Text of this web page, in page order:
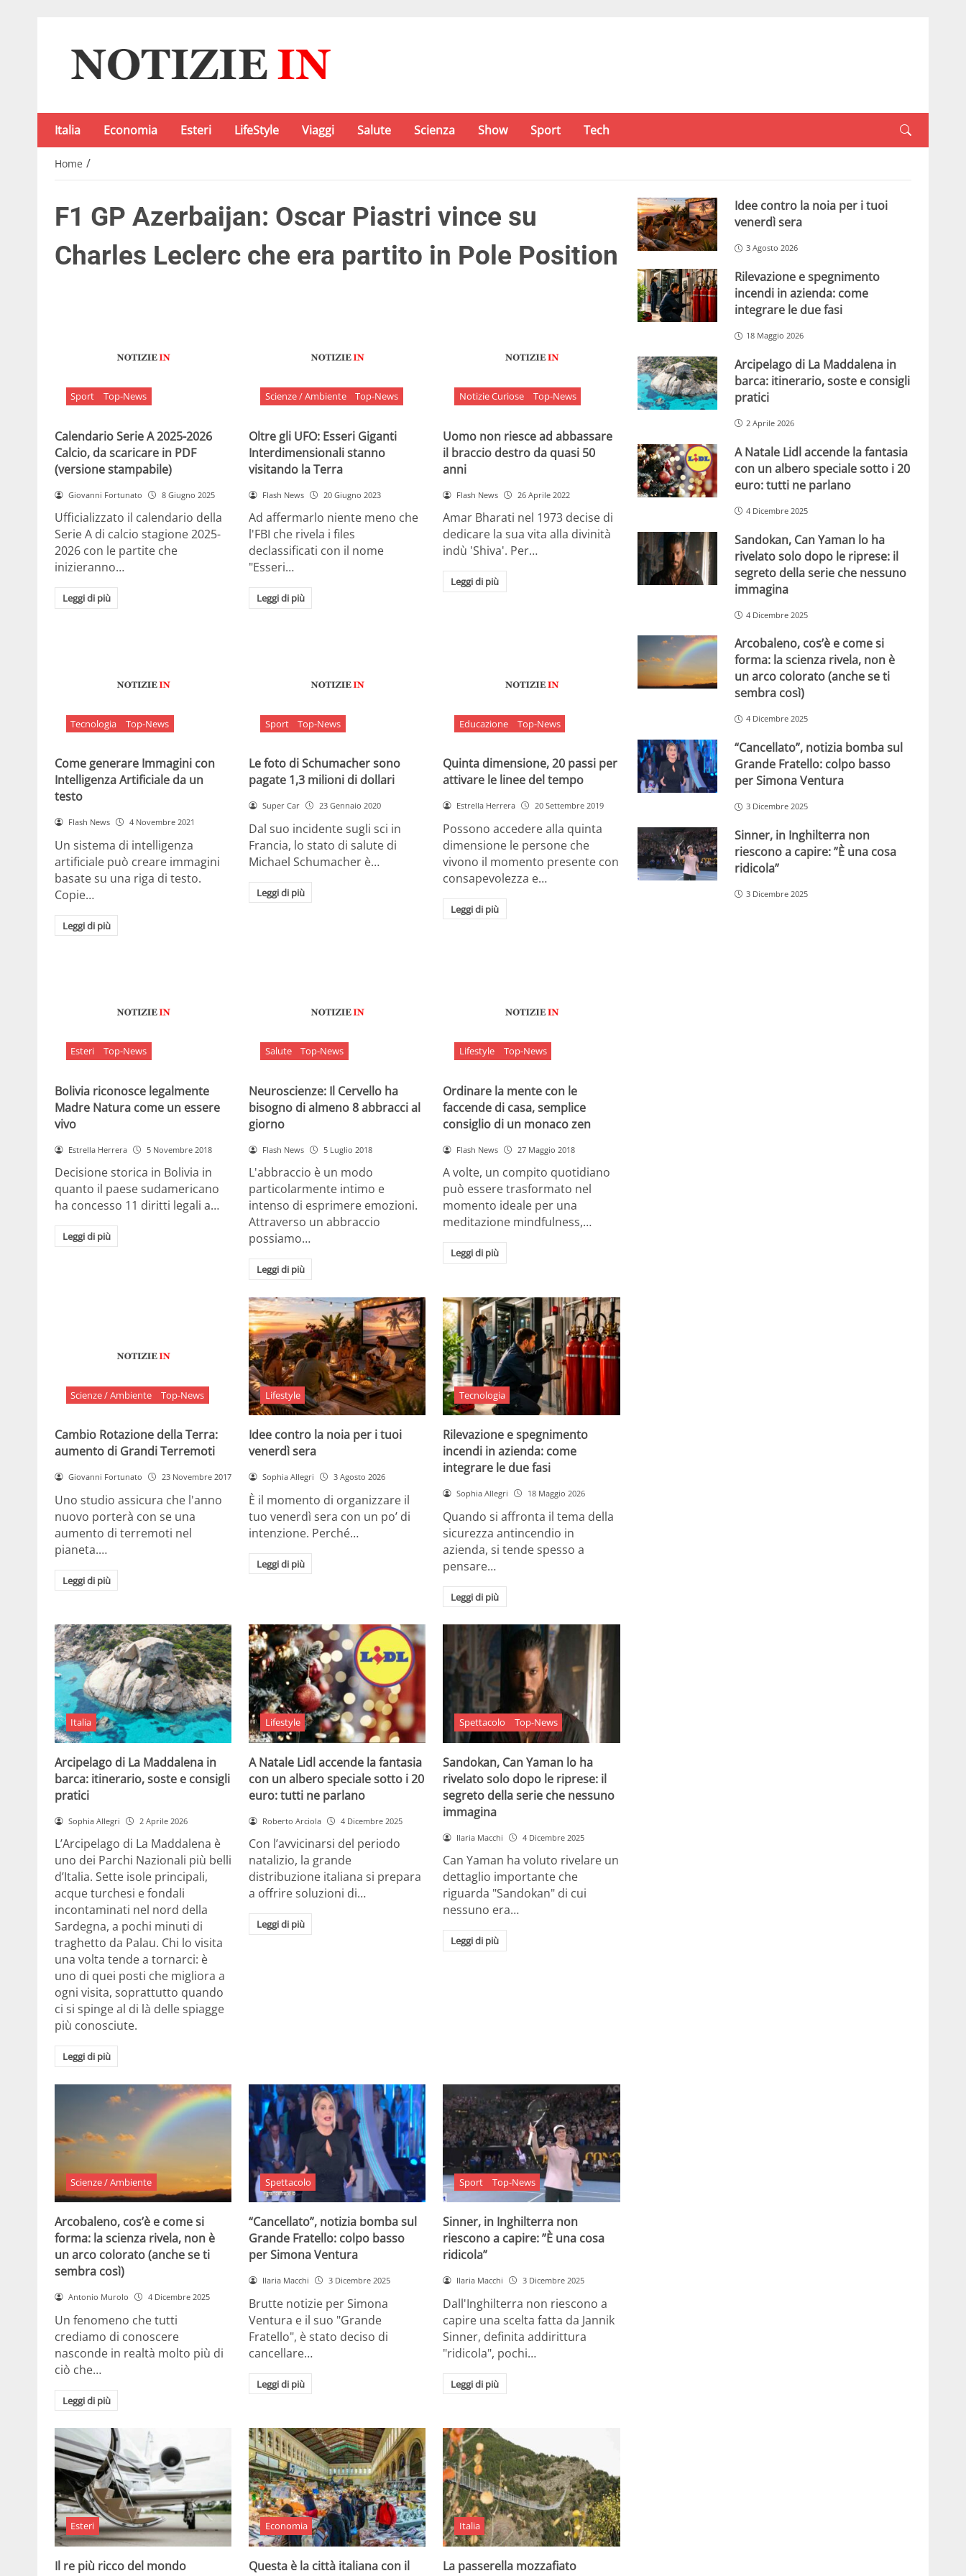
Italia Economia Esteri LifeStyle Viaggi Salute Scienza Show Sport Tech
Home /
F1 GP Azerbaijan: Oscar Piastri vince su
Charles Leclerc che era partito in Pole Position
Sport Top-News
Calendario Serie A 2025-2026
Calcio, da scaricare in PDF
(versione stampabile)
Giovanni Fortunato 8 Giugno 2025
Ufficializzato il calendario della
Serie A di calcio stagione 2025-
2026 con le partite che
inizieranno…
Leggi di più
Scienze / Ambiente Top-News
Oltre gli UFO: Esseri Giganti
Interdimensionali stanno
visitando la Terra
Flash News 20 Giugno 2023
Ad affermarlo niente meno che
l'FBI che rivela i files
declassificati con il nome
"Esseri…
Leggi di più
Notizie Curiose Top-News
Uomo non riesce ad abbassare
il braccio destro da quasi 50
anni
Flash News 26 Aprile 2022
Amar Bharati nel 1973 decise di
dedicare la sua vita alla divinità
indù 'Shiva'. Per…
Leggi di più
Tecnologia Top-News
Come generare Immagini con
Intelligenza Artificiale da un
testo
Flash News 4 Novembre 2021
Un sistema di intelligenza
artificiale può creare immagini
basate su una riga di testo.
Copie…
Leggi di più
Sport Top-News
Le foto di Schumacher sono
pagate 1,3 milioni di dollari
Super Car 23 Gennaio 2020
Dal suo incidente sugli sci in
Francia, lo stato di salute di
Michael Schumacher è…
Leggi di più
Educazione Top-News
Quinta dimensione, 20 passi per
attivare le linee del tempo
Estrella Herrera 20 Settembre 2019
Possono accedere alla quinta
dimensione le persone che
vivono il momento presente con
consapevolezza e…
Leggi di più
Esteri Top-News
Bolivia riconosce legalmente
Madre Natura come un essere
vivo
Estrella Herrera 5 Novembre 2018
Decisione storica in Bolivia in
quanto il paese sudamericano
ha concesso 11 diritti legali a…
Leggi di più
Salute Top-News
Neuroscienze: Il Cervello ha
bisogno di almeno 8 abbracci al
giorno
Flash News 5 Luglio 2018
L'abbraccio è un modo
particolarmente intimo e
intenso di esprimere emozioni.
Attraverso un abbraccio
possiamo…
Leggi di più
Lifestyle Top-News
Ordinare la mente con le
faccende di casa, semplice
consiglio di un monaco zen
Flash News 27 Maggio 2018
A volte, un compito quotidiano
può essere trasformato nel
momento ideale per una
meditazione mindfulness,…
Leggi di più
Scienze / Ambiente Top-News
Cambio Rotazione della Terra:
aumento di Grandi Terremoti
Giovanni Fortunato 23 Novembre 2017
Uno studio assicura che l'anno
nuovo porterà con se una
aumento di terremoti nel
pianeta.…
Leggi di più
Lifestyle
Idee contro la noia per i tuoi
venerdì sera
Sophia Allegri 3 Agosto 2026
È il momento di organizzare il
tuo venerdì sera con un po’ di
intenzione. Perché…
Leggi di più
Tecnologia
Rilevazione e spegnimento
incendi in azienda: come
integrare le due fasi
Sophia Allegri 18 Maggio 2026
Quando si affronta il tema della
sicurezza antincendio in
azienda, si tende spesso a
pensare…
Leggi di più
Italia
Arcipelago di La Maddalena in
barca: itinerario, soste e consigli
pratici
Sophia Allegri 2 Aprile 2026
L’Arcipelago di La Maddalena è
uno dei Parchi Nazionali più belli
d’Italia. Sette isole principali,
acque turchesi e fondali
incontaminati nel nord della
Sardegna, a pochi minuti di
traghetto da Palau. Chi lo visita
una volta tende a tornarci: è
uno di quei posti che migliora a
ogni visita, soprattutto quando
ci si spinge al di là delle spiagge
più conosciute.
Leggi di più
Lifestyle
A Natale Lidl accende la fantasia
con un albero speciale sotto i 20
euro: tutti ne parlano
Roberto Arciola 4 Dicembre 2025
Con l’avvicinarsi del periodo
natalizio, la grande
distribuzione italiana si prepara
a offrire soluzioni di…
Leggi di più
Spettacolo Top-News
Sandokan, Can Yaman lo ha
rivelato solo dopo le riprese: il
segreto della serie che nessuno
immagina
Ilaria Macchi 4 Dicembre 2025
Can Yaman ha voluto rivelare un
dettaglio importante che
riguarda "Sandokan" di cui
nessuno era…
Leggi di più
Scienze / Ambiente
Arcobaleno, cos’è e come si
forma: la scienza rivela, non è
un arco colorato (anche se ti
sembra così)
Antonio Murolo 4 Dicembre 2025
Un fenomeno che tutti
crediamo di conoscere
nasconde in realtà molto più di
ciò che…
Leggi di più
Spettacolo
“Cancellato”, notizia bomba sul
Grande Fratello: colpo basso
per Simona Ventura
Ilaria Macchi 3 Dicembre 2025
Brutte notizie per Simona
Ventura e il suo "Grande
Fratello", è stato deciso di
cancellare…
Leggi di più
Sport Top-News
Sinner, in Inghilterra non
riescono a capire: ”È una cosa
ridicola”
Ilaria Macchi 3 Dicembre 2025
Dall'Inghilterra non riescono a
capire una scelta fatta da Jannik
Sinner, definita addirittura
"ridicola", pochi…
Leggi di più
Esteri
Il re più ricco del mondo
Economia
Questa è la città italiana con il
Italia
La passerella mozzafiato
Idee contro la noia per i tuoi
venerdì sera
3 Agosto 2026
Rilevazione e spegnimento
incendi in azienda: come
integrare le due fasi
18 Maggio 2026
Arcipelago di La Maddalena in
barca: itinerario, soste e consigli
pratici
2 Aprile 2026
A Natale Lidl accende la fantasia
con un albero speciale sotto i 20
euro: tutti ne parlano
4 Dicembre 2025
Sandokan, Can Yaman lo ha
rivelato solo dopo le riprese: il
segreto della serie che nessuno
immagina
4 Dicembre 2025
Arcobaleno, cos’è e come si
forma: la scienza rivela, non è
un arco colorato (anche se ti
sembra così)
4 Dicembre 2025
“Cancellato”, notizia bomba sul
Grande Fratello: colpo basso
per Simona Ventura
3 Dicembre 2025
Sinner, in Inghilterra non
riescono a capire: ”È una cosa
ridicola”
3 Dicembre 2025